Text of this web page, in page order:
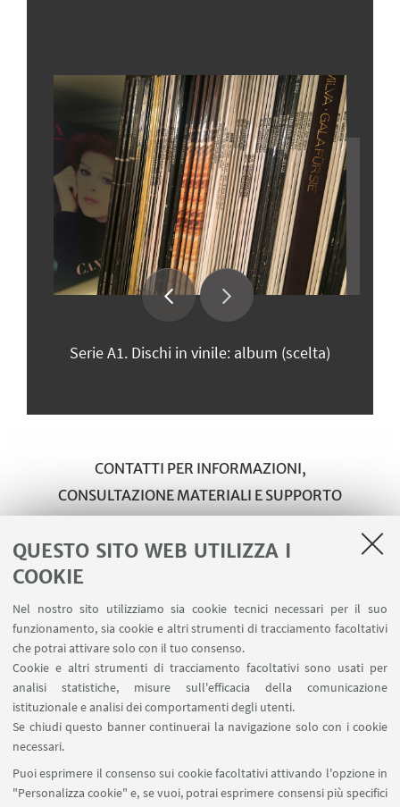
QUESTO SITO WEB UTILIZZA I
COOKIE
Nel nostro sito utilizziamo sia cookie tecnici necessari per il suo
funzionamento, sia cookie e altri strumenti di tracciamento facoltativi
che potrai attivare solo con il tuo consenso.
Cookie e altri strumenti di tracciamento facoltativi sono usati per
analisi statistiche, misure sull'efficacia della comunicazione
istituzionale e analisi dei comportamenti degli utenti.
Se chiudi questo banner continuerai la navigazione solo con i cookie
necessari.
Puoi esprimere il consenso sui cookie facoltativi attivando l'opzione in
"Personalizza cookie" e, se vuoi, potrai esprimere consensi più specifici
Serie A1. Dischi in vinile: album (scelta)
CONTATTI PER INFORMAZIONI,
CONSULTAZIONE MATERIALI E SUPPORTO
ALLA RICERCA
Scrivi una mail
Giulia Giannini
051 2092112